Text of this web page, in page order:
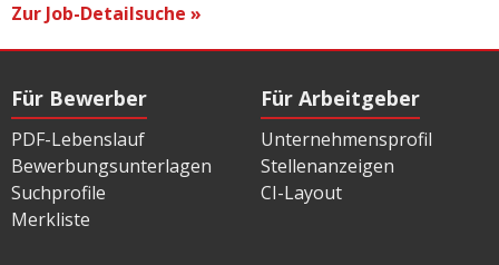
Zur Job-Detailsuche »
Für Bewerber
PDF-Lebenslauf
Bewerbungsunterlagen
Suchprofile
Merkliste
Für Arbeitgeber
Unternehmensprofil
Stellenanzeigen
CI-Layout